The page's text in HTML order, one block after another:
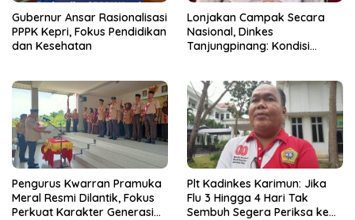
Gubernur Ansar Rasionalisasi
PPPK Kepri, Fokus Pendidikan
dan Kesehatan
Lonjakan Campak Secara
Nasional, Dinkes
Tanjungpinang: Kondisi
Pengurus Kwarran Pramuka
Meral Resmi Dilantik, Fokus
Perkuat Karakter Generasi
Plt Kadinkes Karimun: Jika
Flu 3 Hingga 4 Hari Tak
Sembuh Segera Periksa ke